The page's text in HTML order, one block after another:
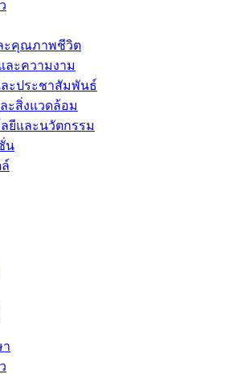
ะคุณภาพชีวิต
ละความงาม
ละประชาสัมพันธ์
ะสิ่งแวดล้อม
ยีและนวัตกรรม
น